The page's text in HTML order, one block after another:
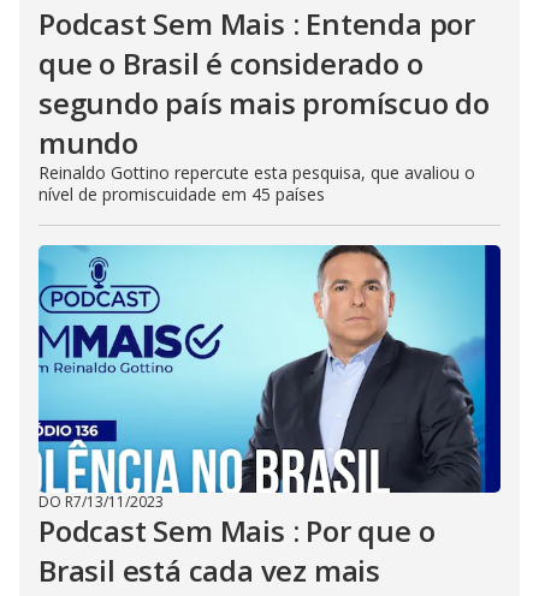
Podcast Sem Mais : Entenda por
que o Brasil é considerado o
segundo país mais promíscuo do
mundo
Reinaldo Gottino repercute esta pesquisa, que avaliou o
nível de promiscuidade em 45 países
DO R7/13/11/2023
Podcast Sem Mais : Por que o
Brasil está cada vez mais